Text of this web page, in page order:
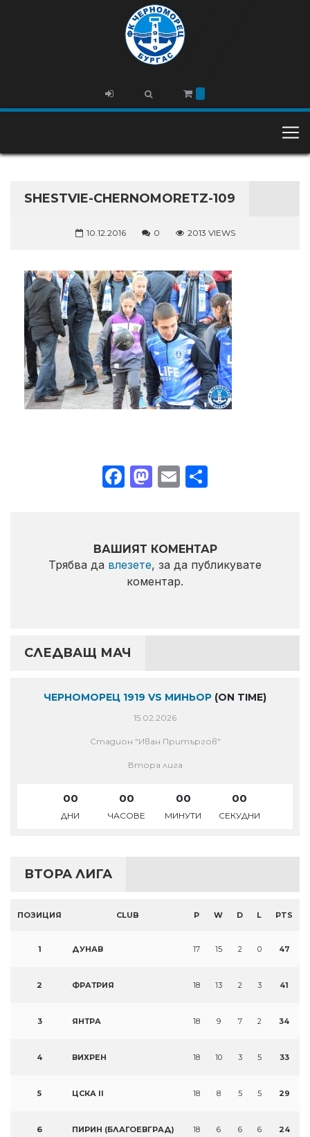
SHESTVIE-CHERNOMORETZ-109
10.12.2016 0 2013 VIEWS
Facebook
Mastodon
Email
ВАШИЯТ КОМЕНТАР
Трябва да влезете, за да публикувате
коментар.
СЛЕДВАЩ МАЧ
ЧЕРНОМОРЕЦ 1919 VS МИНЬОР (ON TIME)
15.02.2026
Стадион "Иван Притъргов"
Втора лига
00
ДНИ
00
ЧАСОВЕ
00
МИНУТИ
00
СЕКУДНИ
ВТОРА ЛИГА
ПОЗИЦИЯ CLUB P W D L PTS
1 ДУНАВ 17 15 2 0 47
2 ФРАТРИЯ 18 13 2 3 41
3 ЯНТРА 18 9 7 2 34
4 ВИХРЕН 18 10 3 5 33
5 ЦСКА II 18 8 5 5 29
6 ПИРИН (БЛАГОЕВГРАД) 18 6 6 6 24